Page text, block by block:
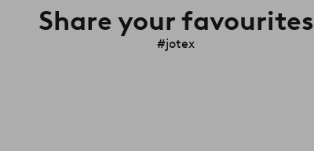
Share your favourites
#jotex